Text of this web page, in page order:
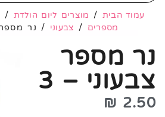
עמוד הבית / מוצרים ליום הולדת /
מספרים / צבעוני / נר מספר
נר מספר
צבעוני – 3
2.50
₪